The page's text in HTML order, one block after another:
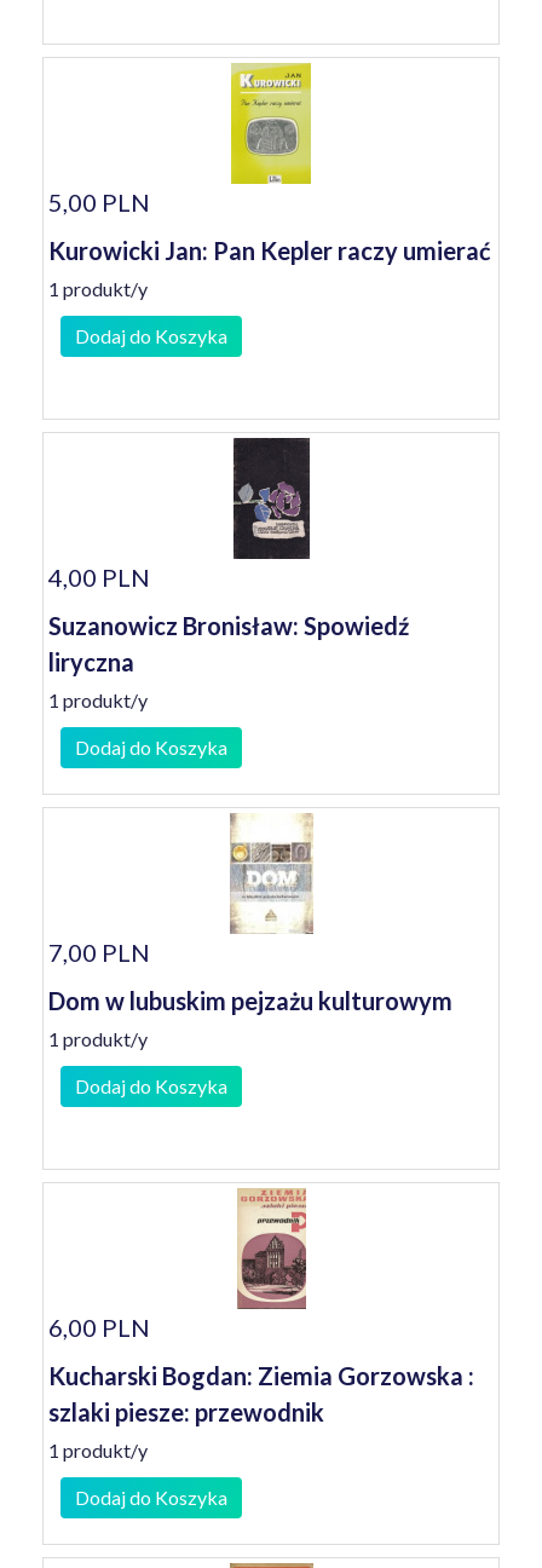
5,00 PLN
Kurowicki Jan: Pan Kepler raczy umierać
1 produkt/y
Dodaj do Koszyka
4,00 PLN
Suzanowicz Bronisław: Spowiedź
liryczna
1 produkt/y
Dodaj do Koszyka
7,00 PLN
Dom w lubuskim pejzażu kulturowym
1 produkt/y
Dodaj do Koszyka
6,00 PLN
Kucharski Bogdan: Ziemia Gorzowska :
szlaki piesze: przewodnik
1 produkt/y
Dodaj do Koszyka